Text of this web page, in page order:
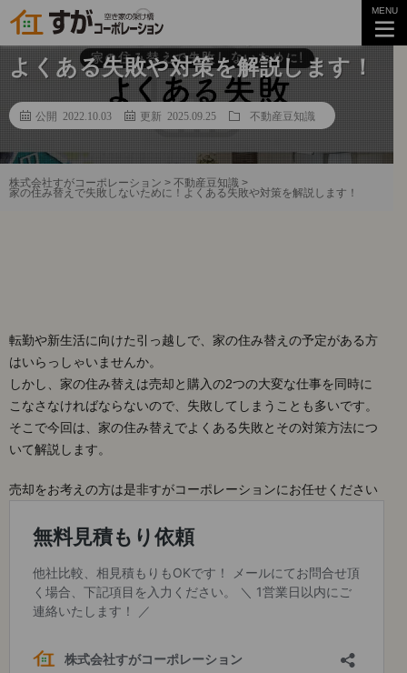
MENU
家の住み替えで失敗しないために！
よくある失敗や対策を解説します！
公開 2022.10.03 更新 2025.09.25 不動産豆知識
株式会社すがコーポレーション > 不動産豆知識 >
家の住み替えで失敗しないために！よくある失敗や対策を解説します！
転勤や新生活に向けた引っ越しで、家の住み替えの予定がある方
はいらっしゃいませんか。
しかし、家の住み替えは売却と購入の2つの大変な仕事を同時に
こなさなければならないので、失敗してしまうことも多いです。
そこで今回は、家の住み替えでよくある失敗とその対策方法につ
いて解説します。
売却をお考えの方は是非すがコーポレーションにお任せください